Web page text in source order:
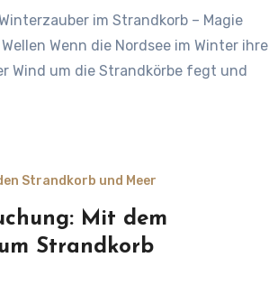
Wenn die Nordsee im Winter ihre
Wind um die Strandkörbe fegt und
Strandkorb und Meer
Mit dem
Strandkorb